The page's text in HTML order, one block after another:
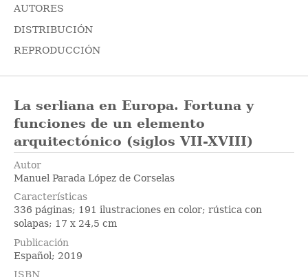
AUTORES
DISTRIBUCIÓN
REPRODUCCIÓN
La serliana en Europa. Fortuna y
funciones de un elemento
arquitectónico (siglos VII-XVIII)
Autor
Manuel Parada López de Corselas
Características
336 páginas; 191 ilustraciones en color; rústica con
solapas; 17 x 24,5 cm
Publicación
Español; 2019
ISBN